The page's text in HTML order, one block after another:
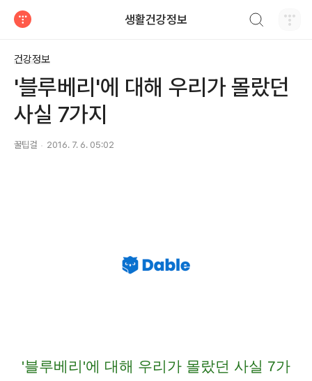
생활건강정보
건강정보
'블루베리'에 대해 우리가 몰랐던
사실 7가지
꿀팁걸 2016. 7. 6. 05:02
'블루베리'에 대해 우리가 몰랐던 사실 7가